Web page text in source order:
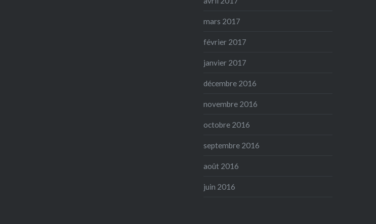
mars 2017
février 2017
janvier 2017
décembre 2016
novembre 2016
octobre 2016
septembre 2016
août 2016
juin 2016